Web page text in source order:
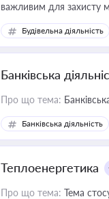
важливим для захисту
ресурсами
Будівельна діяльність
Банківська
Про що тема:
Банківська діяльність
Теплоенергетика
Про що тема: Тема